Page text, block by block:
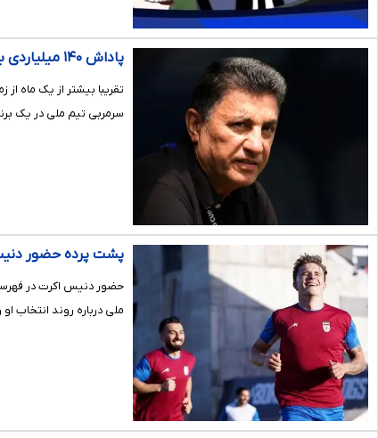
پاداش ۱۴۰ میلیاردی به سرمربی تیم ملی فوتبال هم غیرقانونی است هم نامشروع
سرمربی تیم ملی در یک
پشت پرده حضور
ملی درباره روند انتخاب